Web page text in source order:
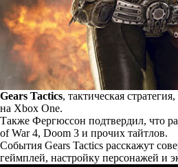
Gears Tactics, тактическая
на Xbox One.
Также Фергюссон подтвердил, что
of War 4, Doom 3 и прочих тайтлов.
События Gears Tactics расскажут
геймплей, настройку персонажей и